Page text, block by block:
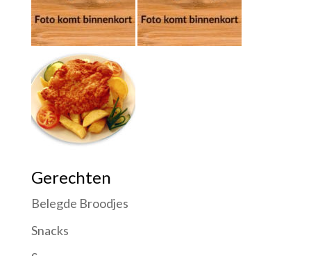
Gerechten
Belegde Broodjes
Snacks